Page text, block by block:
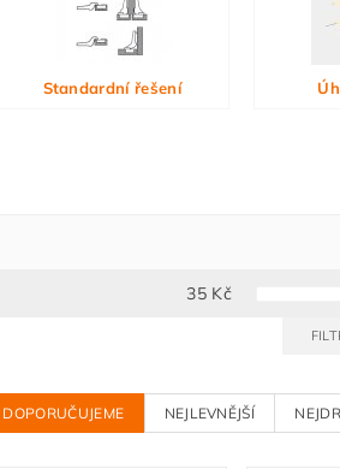
Standardní řešení
35 Kč
DOPORUČUJEME NEJLEVNĚJŠÍ